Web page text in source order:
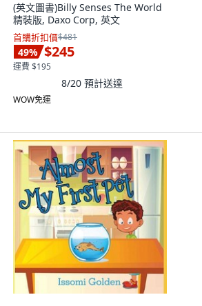
(英文圖書)Billy Senses The World
精裝版, Daxo Corp, 英文
首購折扣價$481
49% $245
運費 $195
8/20 預計送達
WOW免運